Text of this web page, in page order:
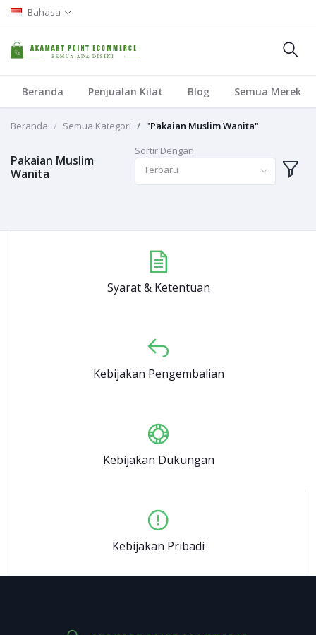
Bahasa
Beranda Penjualan Kilat Blog Semua Merek
Beranda Semua Kategori "Pakaian Muslim Wanita"
Pakaian Muslim
Wanita
Sortir Dengan
Terbaru
Syarat & Ketentuan
Kebijakan Pengembalian
Kebijakan Dukungan
Kebijakan Pribadi